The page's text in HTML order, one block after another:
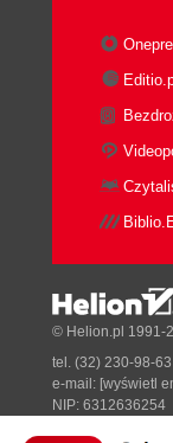
© Helion.pl 1991-
tel. (32) 230-98-63
e-mail: [wyświetl
NIP: 6312636254